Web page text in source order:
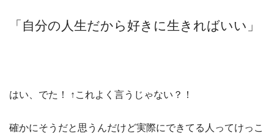
「自分の人生だから好きに生きればいい」
はい、でた！ ↑これよく言うじゃない？！
確かにそうだと思うんだけど実際にできてる人ってけっこ